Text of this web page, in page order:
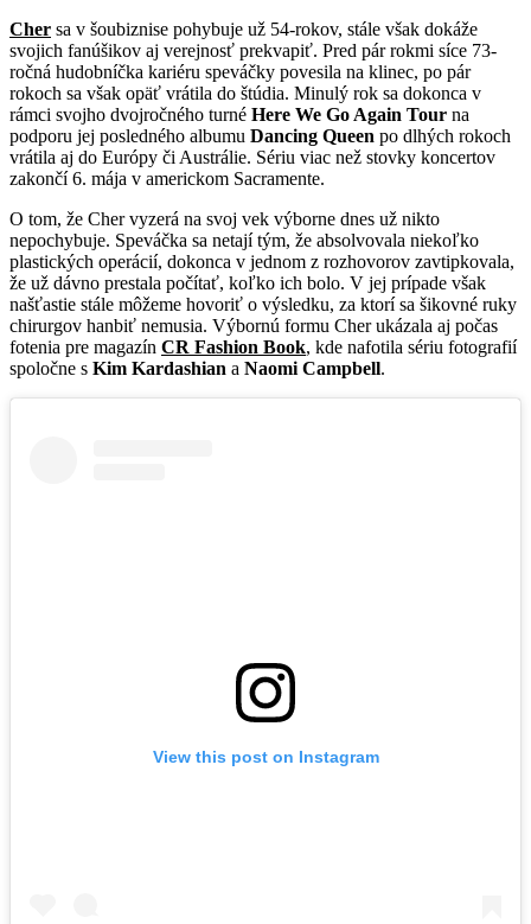
Cher sa v šoubiznise pohybuje už 54-rokov, stále však dokáže
svojich fanúšikov aj verejnosť prekvapiť. Pred pár rokmi síce 73-
ročná hudobníčka kariéru speváčky povesila na klinec, po pár
rokoch sa však opäť vrátila do štúdia. Minulý rok sa dokonca v
rámci svojho dvojročného turné Here We Go Again Tour na
podporu jej posledného albumu Dancing Queen po dlhých rokoch
vrátila aj do Európy či Austrálie. Sériu viac než stovky koncertov
zakončí 6. mája v americkom Sacramente.
O tom, že Cher vyzerá na svoj vek výborne dnes už nikto
nepochybuje. Speváčka sa netají tým, že absolvovala niekoľko
plastických operácií, dokonca v jednom z rozhovorov zavtipkovala,
že už dávno prestala počítať, koľko ich bolo. V jej prípade však
našťastie stále môžeme hovoriť o výsledku, za ktorí sa šikovné ruky
chirurgov hanbiť nemusia. Výbornú formu Cher ukázala aj počas
fotenia pre magazín CR Fashion Book, kde nafotila sériu fotografií
spoločne s Kim Kardashian a Naomi Campbell.
View this post on Instagram